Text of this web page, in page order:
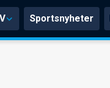
Sportsnyheter